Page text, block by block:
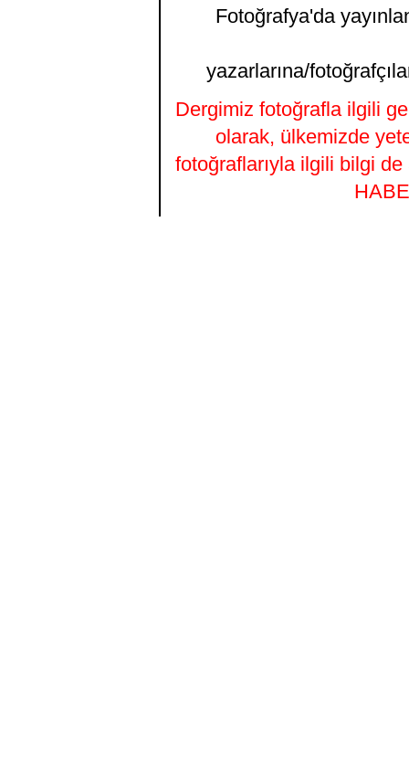
Fotoğrafya'da
yazarlarına/
Dergimiz fotoğrafla ilgili
olarak, ülkemizde
fotoğraflarıyla ilgili bilgi